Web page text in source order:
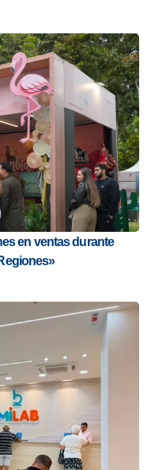
en ventas durante